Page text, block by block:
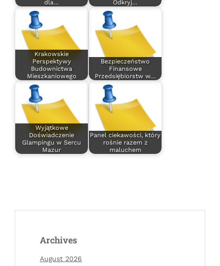
dla… Odkryj…
Krakowskie
Perspektywy
Budownictwa
Mieszkaniowego
Bezpieczeństwo
Finansowe
Przedsiębiorstw w…
Wyjątkowe
Doświadczenie
Glampingu w Sercu
Mazur
Panel ciekawości, który
rośnie razem z
maluchem
Archives
August 2026